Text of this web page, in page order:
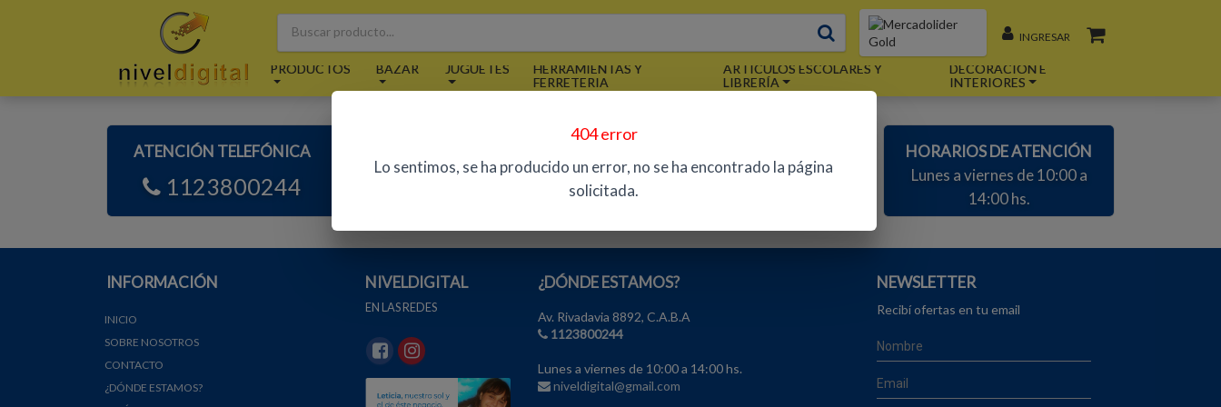
INGRESAR
PRODUCTOS BAZAR JUGUETES
HERRAMIENTAS Y
FERRETERIA
ARTÍCULOS ESCOLARES Y
LIBRERÍA
DECORACIÓN E
INTERIORES
404 error
Lo sentimos, se ha producido un error, no se ha encontrado la página
solicitada.
ATENCIÓN TELEFÓNICA
1123800244
niveldigital@gmail.com
niveldigital@gmail.com
HORARIOS DE ATENCIÓN
Lunes a viernes de 10:00 a
14:00 hs.
INFORMACIÓN
INICIO
SOBRE NOSOTROS
CONTACTO
¿DÓNDE ESTAMOS?
NIVELDIGITAL
EN LAS REDES
¿DÓNDE ESTAMOS?
Av. Rivadavia 8892, C.A.B.A
1123800244
Lunes a viernes de 10:00 a 14:00 hs.
niveldigital@gmail.com
NEWSLETTER
Recibí ofertas en tu email